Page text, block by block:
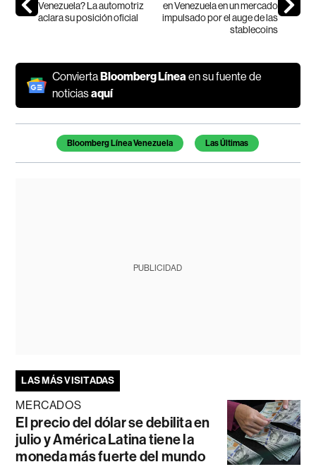
Venezuela? La automotriz
aclara su posición oficial
en Venezuela en un mercado
impulsado por el auge de las
stablecoins
ConviertaBloomberg Líneaen su fuente de
noticiasaquí
Temas de este artículo
Bloomberg Línea Venezuela Las Últimas
PUBLICIDAD
LAS MÁS VISITADAS
MERCADOS
El precio del dólar se debilita en
julio y América Latina tiene la
moneda más fuerte del mundo